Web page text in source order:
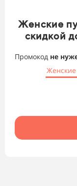
Женские
скидкой
Промокод не
Женские